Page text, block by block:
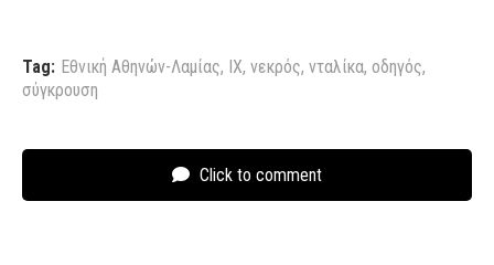
Tag: Εθνική Αθηνών-Λαμίας, ΙΧ, νεκρός, νταλίκα, οδηγός,
σύγκρουση
Click to comment